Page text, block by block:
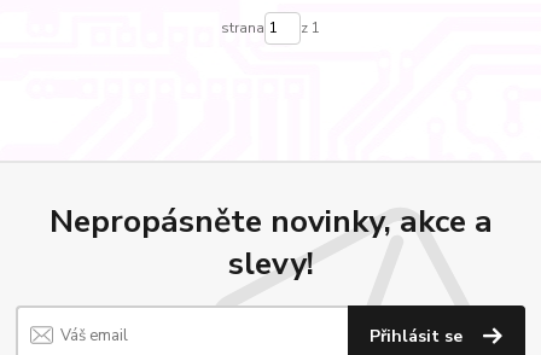
strana z 1
Nepropásněte novinky, akce a
slevy!
Přihlásit se